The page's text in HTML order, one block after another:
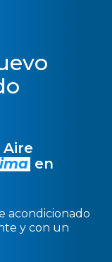
Aire
en
acondicionado
y con un